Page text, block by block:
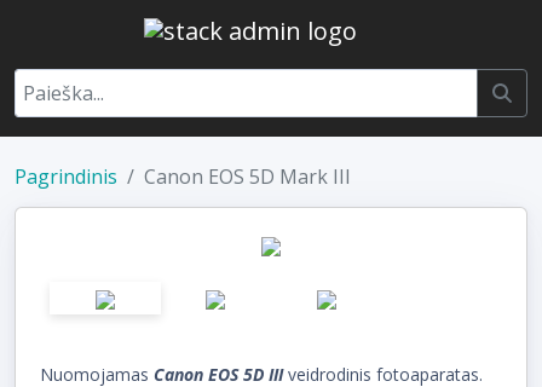
Pagrindinis Canon EOS 5D Mark III
Nuomojamas Canon EOS 5D IIIveidrodinis fotoaparatas.